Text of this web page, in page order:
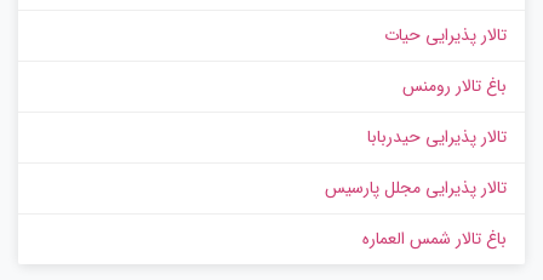
تالار پذیرایی حیات
باغ تالار رومنس
تالار پذیرایی حیدربابا
تالار پذیرایی مجلل پارسیس
باغ تالار شمس العماره